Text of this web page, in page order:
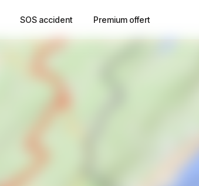
SOS accident Premium offert